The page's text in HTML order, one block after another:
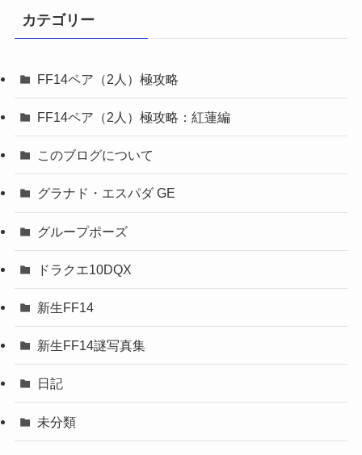
ブ
カテゴリー
FF14ペア（2人）極攻略
FF14ペア（2人）極攻略：紅蓮編
このブログについて
グラナド・エスパダ GE
グループポーズ
ドラクエ10DQX
新生FF14
新生FF14謎写真集
日記
未分類